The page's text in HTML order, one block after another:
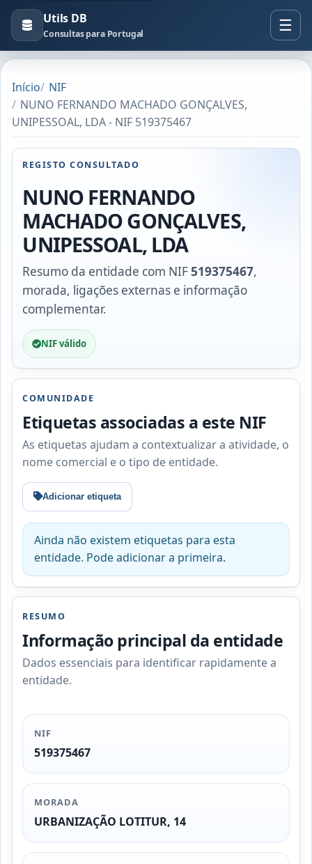
Utils DB
Consultas para Portugal
Início
NIF
NUNO FERNANDO MACHADO GONÇALVES,
UNIPESSOAL, LDA - NIF 519375467
REGISTO CONSULTADO
NUNO FERNANDO
MACHADO GONÇALVES,
UNIPESSOAL, LDA
Resumo da entidade com NIF519375467,
morada, ligações externas e informação
complementar.
NIF válido
COMUNIDADE
Etiquetas associadas a este NIF
As etiquetas ajudam a contextualizar a atividade, o
nome comercial e o tipo de entidade.
Adicionar etiqueta
Ainda não existem etiquetas para esta
entidade. Pode adicionar a primeira.
RESUMO
Informação principal da entidade
Dados essenciais para identificar rapidamente a
entidade.
NIF
519375467
MORADA
URBANIZAÇÃO LOTITUR, 14